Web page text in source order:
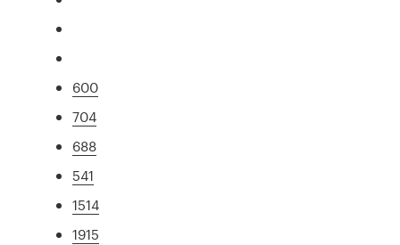
600
704
688
541
1514
1915